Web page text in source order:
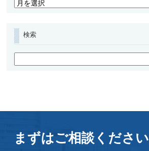
検索
まずはご相談ください